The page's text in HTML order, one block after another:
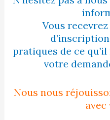
Vous
pratiques de ce
votre
Nous nous
avec